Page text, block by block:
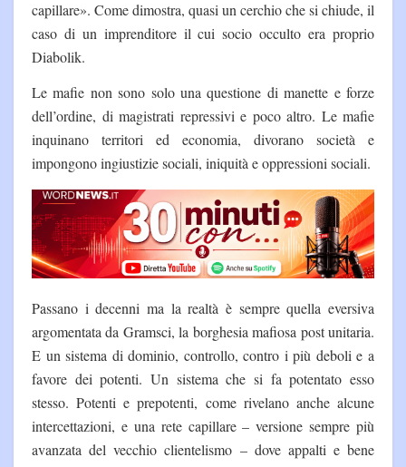
capillare». Come dimostra, quasi un cerchio che si chiude, il
caso di un imprenditore il cui socio occulto era proprio
Diabolik.
Le mafie non sono solo una questione di manette e forze
dell’ordine, di magistrati repressivi e poco altro. Le mafie
inquinano territori ed economia, divorano società e
impongono ingiustizie sociali, iniquità e oppressioni sociali.
Passano i decenni ma la realtà è sempre quella eversiva
argomentata da Gramsci, la borghesia mafiosa post unitaria.
E un sistema di dominio, controllo, contro i più deboli e a
favore dei potenti. Un sistema che si fa potentato esso
stesso. Potenti e prepotenti, come rivelano anche alcune
intercettazioni, e una rete capillare – versione sempre più
avanzata del vecchio clientelismo – dove appalti e bene